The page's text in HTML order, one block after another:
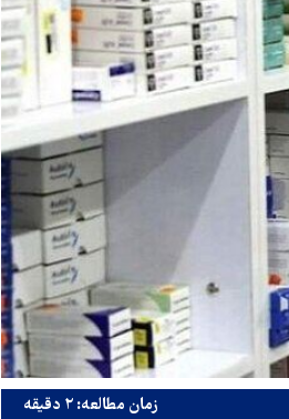
زمان مطالعه: ۲ دقیقه